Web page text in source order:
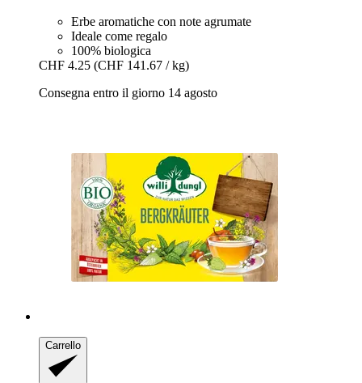
Erbe aromatiche con note agrumate
Ideale come regalo
100% biologica
CHF 4.25 (CHF 141.67 / kg)
Consegna entro il giorno 14 agosto
Carrello